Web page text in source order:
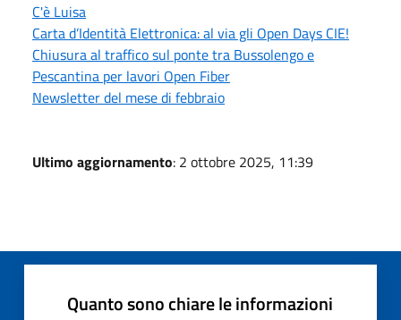
C'è Luisa
Carta d’Identità Elettronica: al via gli Open Days CIE!
Chiusura al traffico sul ponte tra Bussolengo e
Pescantina per lavori Open Fiber
Newsletter del mese di febbraio
Ultimo aggiornamento: 2 ottobre 2025, 11:39
Quanto sono chiare le informazioni